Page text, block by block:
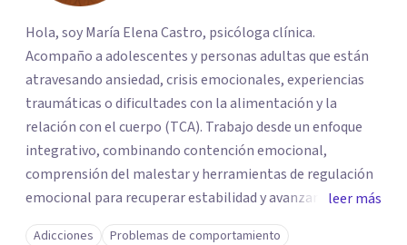
Hola, soy María Elena Castro, psicóloga clínica.
Acompaño a adolescentes y personas adultas que están
atravesando ansiedad, crisis emocionales, experiencias
traumáticas o dificultades con la alimentación y la
relación con el cuerpo (TCA). Trabajo desde un enfoque
integrativo, combinando contención emocional,
comprensión del malestar y herramientas de regulación
emocional para recuperar estabilidad y avanzar con
mayor claridad. Tengo experiencia en intervención en
leer más
Adicciones
Problemas de comportamiento